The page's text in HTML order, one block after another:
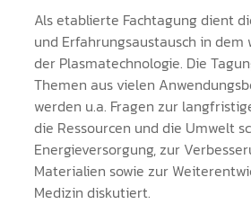
Als etablierte Fachtagung dient
und Erfahrungsaustausch in dem
der Plasmatechnologie. Die
Themen aus vielen
werden u.a. Fragen zur
die Ressourcen und die Umwelt
Energieversorgung, zur
Materialien sowie zur
Medizin diskutiert.